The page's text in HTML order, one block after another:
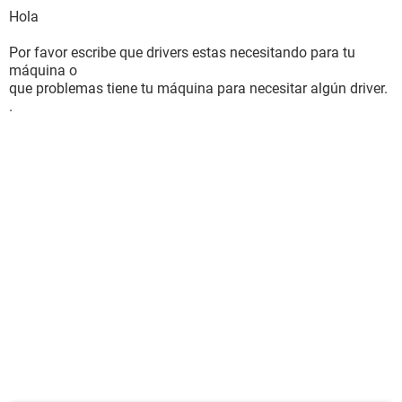
Dispositivos de entrada:
Teclado Dispositivo de teclado HID
Mouse Mouse compatible con HID
Red:
Dirección IP primaria [ TRIAL VERSION ]
Dirección MAC primaria 00-11-2F-A7-46-76
Hola
Por favor escribe que drivers estas necesitando para tu
máquina o
que problemas tiene tu máquina para necesitar algún driver.
.